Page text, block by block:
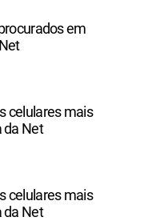
em
celulares mais
da Net
celulares mais
da Net